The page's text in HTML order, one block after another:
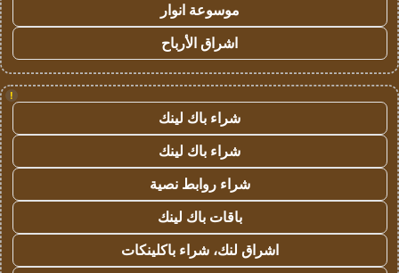
موسوعة انوار
اشراق الأرباح
!
شراء باك لينك
شراء باك لينك
شراء روابط نصية
باقات باك لينك
اشراق لنك، شراء باكلينكات